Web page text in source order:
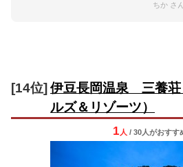
ちか さ
[14位] 伊豆長岡温泉 三養荘
ルズ＆リゾーツ）
1 人 / 30人がおすす